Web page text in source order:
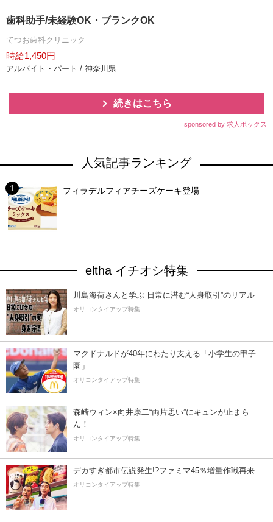
歯科助手/未経験OK・ブランクOK
てつお歯科クリニック
時給1,450円
アルバイト・パート / 神奈川県
続きはこちら
sponsored by 求人ボックス
人気記事ランキング
フィラデルフィアチーズケーキ登場
eltha イチオシ特集
川島海荷さんと学ぶ 日常に潜む“人身取引”のリアル
オリコンタイアップ特集
マクドナルドが40年にわたり支える「小学生の甲子
園」
オリコンタイアップ特集
森崎ウィン×向井康二“両片思い”にキュンが止まら
ん！
オリコンタイアップ特集
デカすぎ都市伝説発生!?ファミマ45％増量作戦再来
オリコンタイアップ特集